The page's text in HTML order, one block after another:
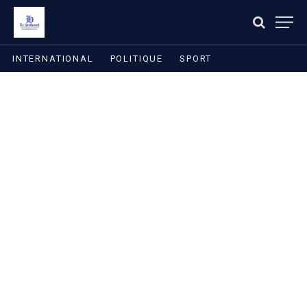
INTERNATIONAL POLITIQUE SPORT